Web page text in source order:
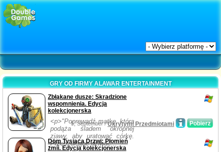
GRY OD FIRMY ALAWAR ENTERTAINMENT
Zbłąkane dusze: Skradzione
wspomnienia. Edycja
kolekcjonerska
<p>"Poprowadź matkę, która
podąża śladem okropnej
zjawy, aby uratować córkę.
Przeszukując dziwac...
Pobierz
5, September /Ukrytymi Przedmiotami
Dom Tysiąca Drzwi: Płomień
żmii. Edycja kolekcjonerska